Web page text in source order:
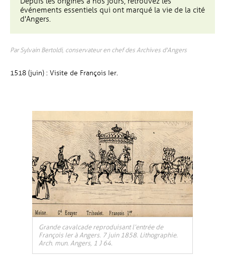
événements essentiels qui ont marqué la vie de la cité
d'Angers.
Par Sylvain Bertoldi, conservateur en chef des Archives d'Angers
1518 (juin) : Visite de François Ier.
Grande cavalcade reproduisant l’entrée de
François Ier à Angers. 7 juin 1858. Lithographie.
Arch. mun. Angers, 1 J 64.